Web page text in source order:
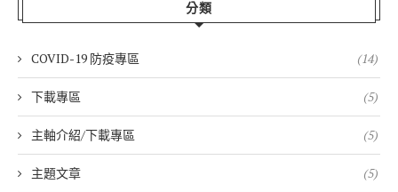
分類
COVID-19 防疫專區 (14)
下載專區 (5)
主軸介紹/下載專區 (5)
主題文章 (5)